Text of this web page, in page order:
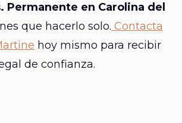
Permanente en Carolina del
que hacerlo solo. Contacta
hoy mismo para recibir
de confianza.